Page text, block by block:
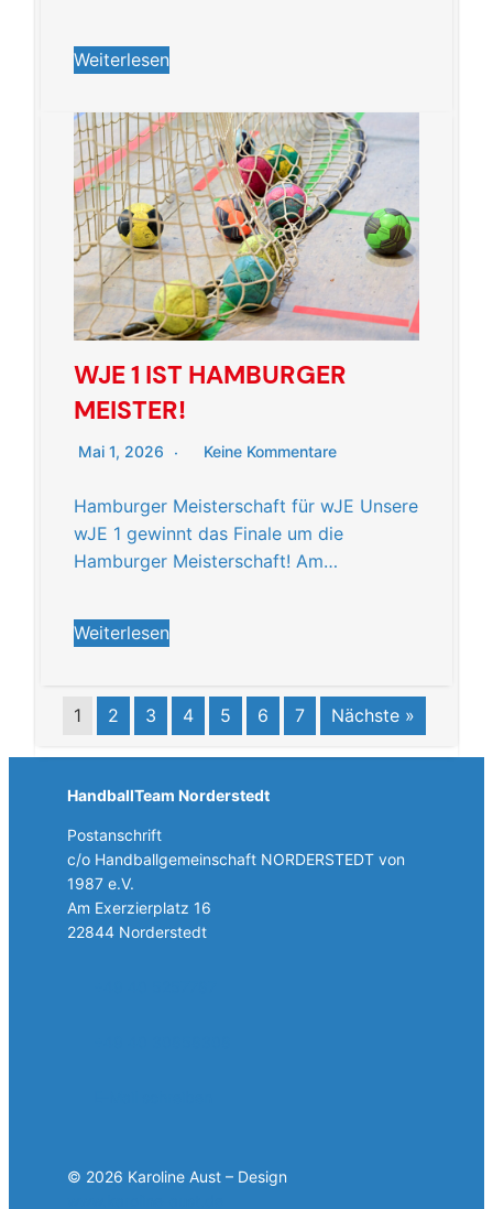
Weiterlesen
WJE 1 IST HAMBURGER
MEISTER!
Mai 1, 2026 Keine Kommentare
Hamburger Meisterschaft für wJE Unsere
wJE 1 gewinnt das Finale um die
Hamburger Meisterschaft! Am…
Weiterlesen
1 2 3 4 5 6 7 Nächste »
HandballTeam Norderstedt
Postanschrift
c/o Handballgemeinschaft NORDERSTEDT von
1987 e.V.
Am Exerzierplatz 16
22844 Norderstedt
© 2026 Karoline Aust – Design